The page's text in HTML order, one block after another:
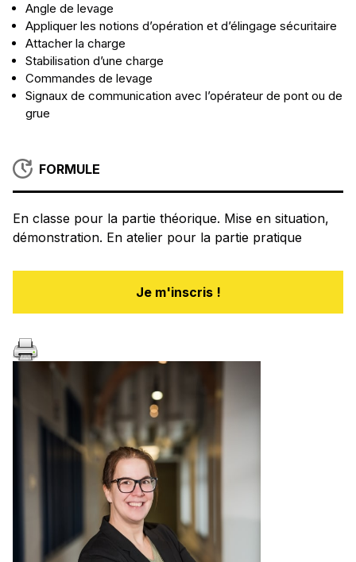
Angle de levage
Appliquer les notions d’opération et d’élingage sécuritaire
Attacher la charge
Stabilisation d’une charge
Commandes de levage
Signaux de communication avec l’opérateur de pont ou de
grue
FORMULE
En classe pour la partie théorique. Mise en situation,
démonstration. En atelier pour la partie pratique
Je m'inscris !